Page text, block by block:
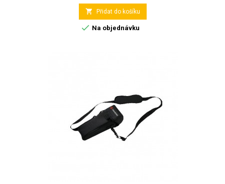
 Přidat do košíku
 Na objednávku